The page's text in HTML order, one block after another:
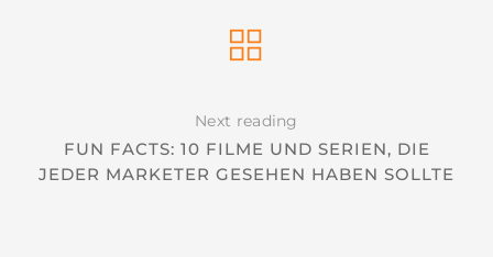
Next reading
FUN FACTS: 10 FILME UND SERIEN, DIE
JEDER MARKETER GESEHEN HABEN SOLLTE